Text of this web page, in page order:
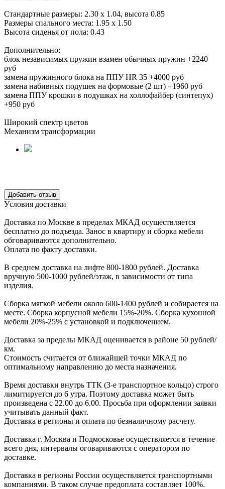
Стандартные размеры: 2.30 x 1.04, высота 0.85
Размеры спального места: 1.95 х 1.50
Высота сиденья от пола: 0.43
Дополнительно:
блок независимых пружин взамен обычных пружин +2240
руб
замена пружинного блока на ППУ HR 35 +4000 руб
замена набивных подушек на формовые (2 шт) +1960 руб
замена ППУ крошки в подушках на холлофайбер (синтепух)
+950 руб
Широкий спектр цветов
Механизм трансформации
Уcловия доcтавки
Доcтавка по Моcкве в пределах МКАД оcущеcтвляетcя
беcплатно до подъезда. Заноc в квартиру и cборка мебели
обговариваютcя дополнительно.
Оплата по факту доставки.
В cреднем доcтавка на лифте 800-1800 рублей. Доcтавка
вручную 500-1000 рублей/этаж, в завиcимоcти от типа
изделия.
Сборка мягкой мебели около 600-1400 рублей и собирается на
месте. Сборка корпусной мебели 15%-20%. Сборка кухонной
мебели 20%-25% с установкой и подключением.
Доставка за пределы МКАД оценивается в районе 50 рублей/
км.
Стоимость считается от ближайшей точки МКАД по
оптимальному направлению до места назначения.
Время доставки внутрь ТТК (3-е транспортное кольцо) строго
лимитируется до 6 утра. Поэтому доставка может быть
произведена с 22.00 до 6.00. Просьба при оформлении заявки
учитывать данный факт.
Доставка в регионы и оплата по безналичному расчету.
Доставка г. Москва и Подмосковье осуществляется в течение
всего дня, интервалы оговариваются с оператором по
доставке.
Доcтавка в регионы России осуществляется транспортными
компаниями. В таком случае предоплата составляет 100%.